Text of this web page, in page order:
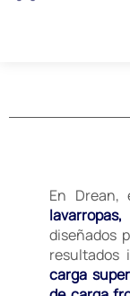
En Drean,
diseñados
resultados
carga